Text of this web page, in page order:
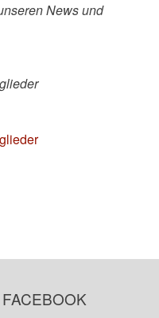
News und